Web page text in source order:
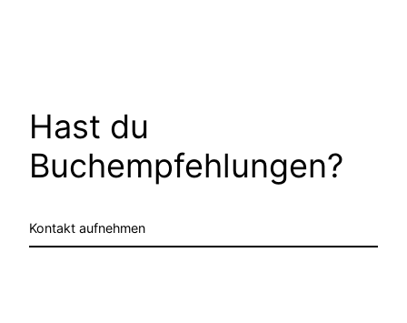
Hast du
Buchempfehlungen?
Kontakt aufnehmen